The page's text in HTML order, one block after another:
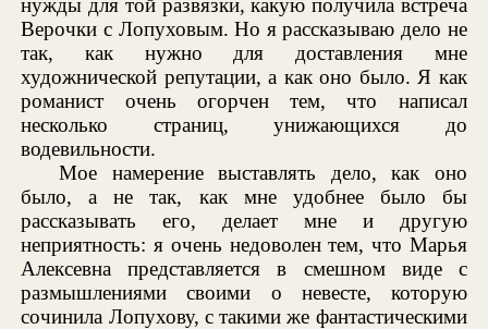
нужды для той развязки, какую получила встреча
Верочки с Лопуховым. Но я рассказываю дело не
так, как нужно для доставления мне
художнической репутации, а как оно было. Я как
романист очень огорчен тем, что написал
несколько страниц, унижающихся до
водевильности.
Мое намерение выставлять дело, как оно
было, а не так, как мне удобнее было бы
рассказывать его, делает мне и другую
неприятность: я очень недоволен тем, что Марья
Алексевна представляется в смешном виде с
размышлениями своими о невесте, которую
сочинила Лопухову, с такими же фантастическими